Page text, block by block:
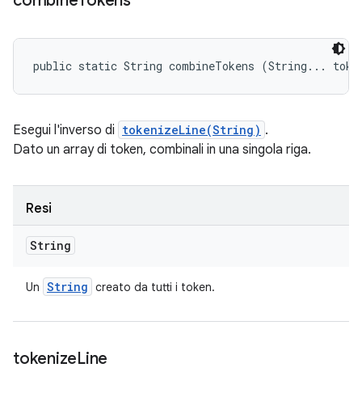
public static String combineTokens (String...
Esegui l'inverso di tokenizeLine(String) .
Dato un array di token, combinali in una singola riga.
Resi
String
Un String creato da tutti i token.
tokenizeLine